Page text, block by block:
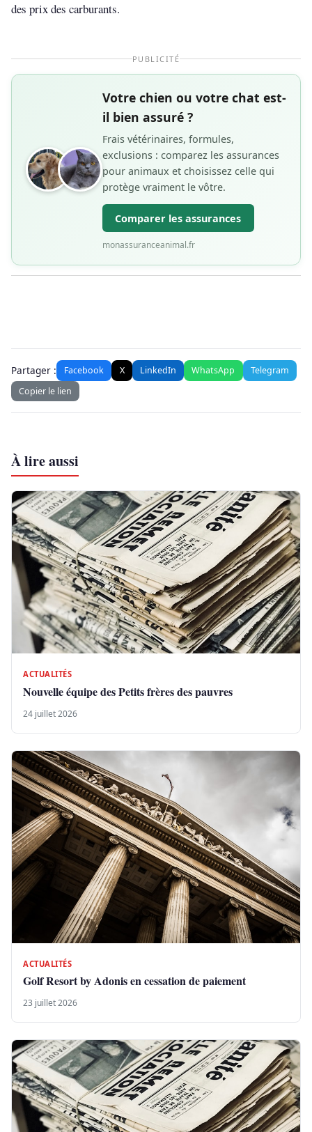
des prix des carburants.
PUBLICITÉ
Votre chien ou votre chat est-
il bien assuré ?
Frais vétérinaires, formules,
exclusions : comparez les assurances
pour animaux et choisissez celle qui
protège vraiment le vôtre.
Comparer les assurances
monassuranceanimal.fr
Partager : Facebook X LinkedIn WhatsApp
Telegram
Copier le lien
À lire aussi
ACTUALITÉS
Nouvelle équipe des Petits frères des pauvres
24 juillet 2026
ACTUALITÉS
Golf Resort by Adonis en cessation de paiement
23 juillet 2026